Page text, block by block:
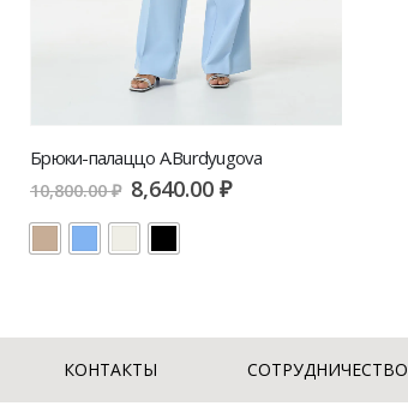
Брюки-палаццо A.Burdyugova
10,800.00₽ 8,640.00₽
КОНТАКТЫ СОТРУДНИЧЕСТВО